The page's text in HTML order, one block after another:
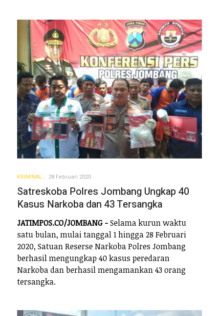
KRIMINAL 28 Februari 2020
Satreskoba Polres Jombang Ungkap 40
Kasus Narkoba dan 43 Tersangka
JATIMPOS.CO/JOMBANG -Selama kurun waktu
satu bulan, mulai tanggal 1 hingga 28 Februari
2020, Satuan Reserse Narkoba Polres Jombang
berhasil mengungkap 40 kasus peredaran
Narkoba dan berhasil mengamankan 43 orang
tersangka.